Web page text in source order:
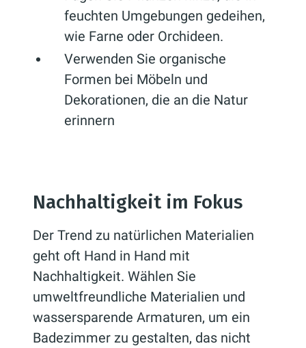
feuchten Umgebungen gedeihen,
wie Farne oder Orchideen.
Verwenden Sie organische
Formen bei Möbeln und
Dekorationen, die an die Natur
erinnern
Nachhaltigkeit im Fokus
Der Trend zu natürlichen Materialien
geht oft Hand in Hand mit
Nachhaltigkeit. Wählen Sie
umweltfreundliche Materialien und
wassersparende Armaturen, um ein
Badezimmer zu gestalten, das nicht